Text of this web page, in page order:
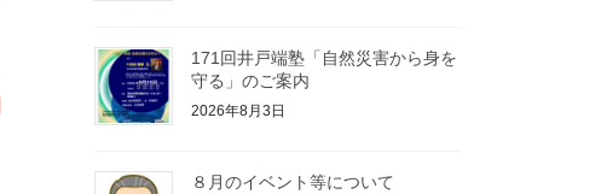
171回井戸端塾「自然災害から身を
守る」のご案内
2026年8月3日
８月のイベント等について